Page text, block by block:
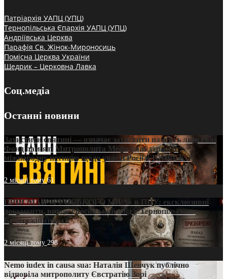
Патріархія УАПЦ (УПЦ)
Тернопільська Єпархія УАПЦ (УПЦ)
Андріївська Церква
Парафія Св. Жінок-Мироносиць
Помісна Церква України
Щедрик – Церковна Лавка
Соц.медіа
Останні новини
Захистити святині — означає захистити пам’ять людства:
Фонд пам’яті Митрополита Мефодія підтримує
міжнародну петицію щодо участі Росії в ЮНЕСКО
2 місяці тому61
ПРИСМАК «РУССЬКОГО МІРА» в ПЦУ: ексклюзивні
документи, вирок і російський слід у Тернопільсько-
Бучацькій єпархії
2 місяці тому 298
Nemo iudex in causa sua: Наталія Шевчук публічно
відповіла митрополиту Євстратію Зорі